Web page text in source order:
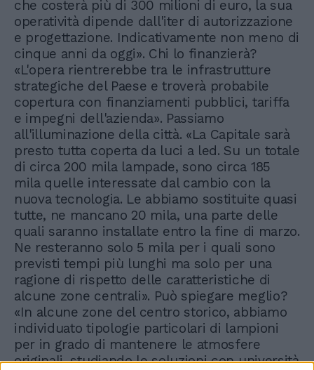
che costerà più di 300 milioni di euro, la sua
operatività dipende dall'iter di autorizzazione
e progettazione. Indicativamente non meno di
cinque anni da oggi». Chi lo finanzierà?
«L'opera rientrerebbe tra le infrastrutture
strategiche del Paese e troverà probabile
copertura con finanziamenti pubblici, tariffa
e impegni dell'azienda». Passiamo
all'illuminazione della città. «La Capitale sarà
presto tutta coperta da luci a led. Su un totale
di circa 200 mila lampade, sono circa 185
mila quelle interessate dal cambio con la
nuova tecnologia. Le abbiamo sostituite quasi
tutte, ne mancano 20 mila, una parte delle
quali saranno installate entro la fine di marzo.
Ne resteranno solo 5 mila per i quali sono
previsti tempi più lunghi ma solo per una
ragione di rispetto delle caratteristiche di
alcune zone centrali». Può spiegare meglio?
«In alcune zone del centro storico, abbiamo
individuato tipologie particolari di lampioni
per in grado di mantenere le atmosfere
originali, studiando le soluzioni con università